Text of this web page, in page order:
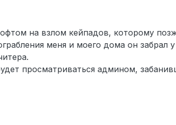
на взлом кейпадов, которому
меня и моего дома он забрал
просматриваться админом,